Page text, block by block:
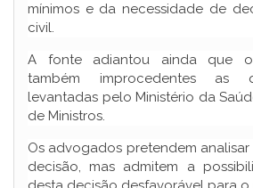
mínimos e da necessidade de
civil.
A fonte adiantou ainda que o
também improcedentes as
levantadas pelo Ministério da
de Ministros.
Os advogados pretendem
decisão, mas admitem a